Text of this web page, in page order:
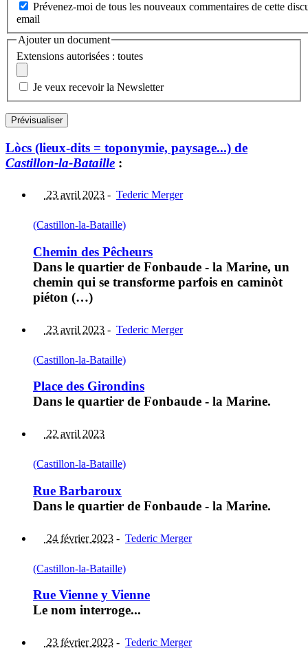
Prévenez-moi de tous les nouveaux commentaires de cette
email
Ajouter un document
Extensions autorisées : toutes
Je veux recevoir la Newsletter
Lòcs (lieux-dits = toponymie, paysage...) de
Castillon-la-Bataille :
23 avril 2023 - Tederic Merger
(Castillon-la-Bataille)
Chemin des Pêcheurs
Dans le quartier de Fonbaude - la Marine, un
chemin qui se transforme parfois en caminòt
piéton (…)
23 avril 2023 - Tederic Merger
(Castillon-la-Bataille)
Place des Girondins
Dans le quartier de Fonbaude - la Marine.
22 avril 2023
(Castillon-la-Bataille)
Rue Barbaroux
Dans le quartier de Fonbaude - la Marine.
24 février 2023 - Tederic Merger
(Castillon-la-Bataille)
Rue Vienne y Vienne
Le nom interroge...
23 février 2023 - Tederic Merger